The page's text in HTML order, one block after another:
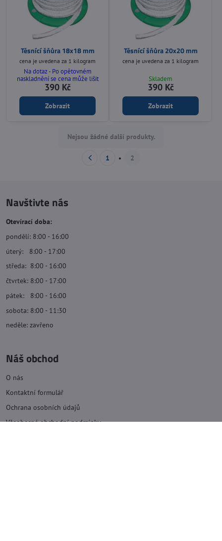
Těsnící šňůra 18x18 mm
cena je uvedena za 1 kilogram
Na dotaz - Po opětovném
naskladnění se cena může lišit
390 Kč
Zobrazit
Těsnící šňůra 20x20 mm
cena je uvedena za 1 kilogram
Skladem
390 Kč
Zobrazit
Nejsou žádné další produkty.
1 2
Navštivte nás
Otevírací doba:
pondělí: 8:00 - 16:00
úterý: 8:00 - 17:00
středa: 8:00 - 16:00
čtvrtek: 8:00 - 17:00
pátek: 8:00 - 16:00
sobota: 8:00 - 11:30
neděle: zavřeno
Náš obchod
O nás
Kontaktní formulář
Ochrana osobních údajů
Všeobecné obchodní podmínky